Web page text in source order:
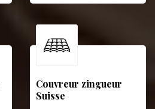
Couvreur zingueur
Suisse